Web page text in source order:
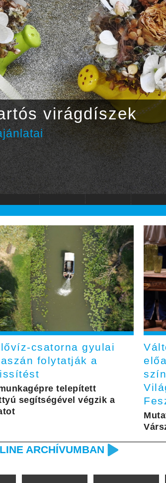
virágdíszek
csatorna gyulai
folytatják a
telepített
segítségével végzik a
ARCHÍVUMBAN